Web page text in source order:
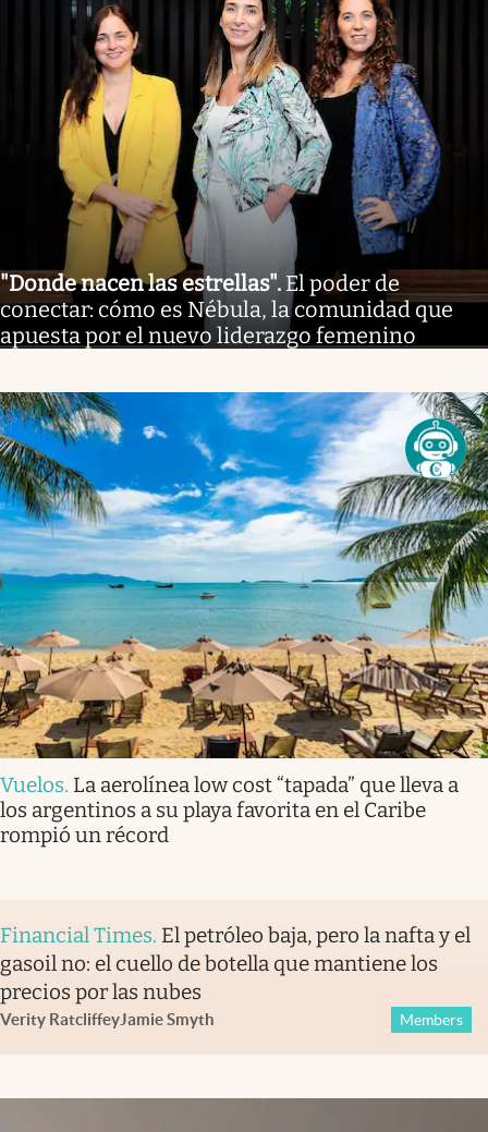
"Donde nacen las estrellas". El poder de
conectar: cómo es Nébula, la comunidad que
apuesta por el nuevo liderazgo femenino
Vuelos. La aerolínea low cost “tapada” que lleva a
los argentinos a su playa favorita en el Caribe
rompió un récord
Financial Times. El petróleo baja, pero la nafta y el
gasoil no: el cuello de botella que mantiene los
precios por las nubes
Verity RatcliffeyJamie Smyth Members